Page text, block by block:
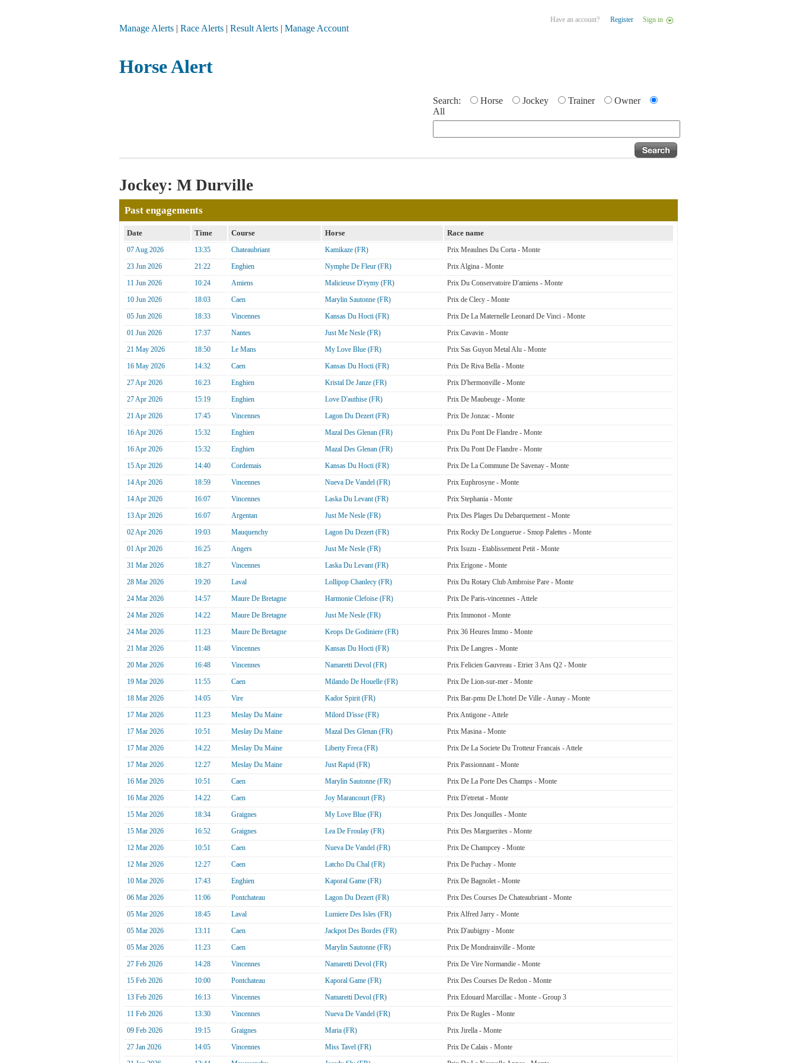
Manage Alerts | Race Alerts | Result Alerts | Manage Account
Sign in
Have an account? Register
Horse Alert
Search: Horse Jockey Trainer
Owner
All
Jockey: M Durville
Past engagements
Date Time Course Horse Race name
07 Aug 2026 13:35 Chateaubriant Kamikaze (FR)
Prix Meaulnes Du Corta - Monte
23 Jun 2026
21:22 Enghien Nymphe De Fleur (FR)
Prix Algina - Monte
11 Jun 2026
10:24 Amiens Malicieuse D'eymy (FR)
Prix Du Conservatoire D'amiens - Monte
10 Jun 2026
18:03 Caen Marylin Sautonne (FR)
Prix de Clecy - Monte
05 Jun 2026
18:33 Vincennes Kansas Du Hocti (FR)
Prix De La Maternelle Leonard De Vinci - Monte
01 Jun 2026
17:37 Nantes Just Me Nesle (FR)
Prix Cavavin - Monte
21 May 2026
18:50 Le Mans My Love Blue (FR)
Prix Sas Guyon Metal Alu - Monte
16 May 2026
14:32 Caen Kansas Du Hocti (FR)
Prix De Riva Bella - Monte
27 Apr 2026
16:23 Enghien Kristal De Janze (FR)
Prix D'hermonville - Monte
27 Apr 2026
15:19 Enghien Love D'authise (FR)
Prix De Maubeuge - Monte
21 Apr 2026
17:45 Vincennes Lagon Du Dezert (FR)
Prix De Jonzac - Monte
16 Apr 2026
15:32 Enghien Mazal Des Glenan (FR)
Prix Du Pont De Flandre - Monte
16 Apr 2026
15:32 Enghien Mazal Des Glenan (FR)
Prix Du Pont De Flandre - Monte
15 Apr 2026
14:40 Cordemais Kansas Du Hocti (FR)
Prix De La Commune De Savenay - Monte
14 Apr 2026
18:59 Vincennes Nueva De Vandel (FR)
Prix Euphrosyne - Monte
14 Apr 2026
16:07 Vincennes Laska Du Levant (FR)
Prix Stephania - Monte
13 Apr 2026
16:07 Argentan Just Me Nesle (FR)
Prix Des Plages Du Debarquement - Monte
02 Apr 2026
19:03 Mauquenchy Lagon Du Dezert (FR)
Prix Rocky De Longuerue - Smop Palettes - Monte
01 Apr 2026
16:25 Angers Just Me Nesle (FR)
Prix Isuzu - Etablissement Petit - Monte
31 Mar 2026
18:27 Vincennes Laska Du Levant (FR)
Prix Erigone - Monte
28 Mar 2026
19:20 Laval Lollipop Chanlecy (FR)
Prix Du Rotary Club Ambroise Pare - Monte
24 Mar 2026
14:57 Maure De Bretagne Harmonie Clefoise (FR)
Prix De Paris-vincennes - Attele
24 Mar 2026
14:22 Maure De Bretagne Just Me Nesle (FR)
Prix Immonot - Monte
24 Mar 2026
11:23 Maure De Bretagne Keops De Godiniere (FR)
Prix 36 Heures Immo - Monte
21 Mar 2026
11:48 Vincennes Kansas Du Hocti (FR)
Prix De Langres - Monte
20 Mar 2026
16:48 Vincennes Namaretti Devol (FR)
Prix Felicien Gauvreau - Etrier 3 Ans Q2 - Monte
19 Mar 2026
11:55 Caen Milando De Houelle (FR)
Prix De Lion-sur-mer - Monte
18 Mar 2026
14:05 Vire Kador Spirit (FR)
Prix Bar-pmu De L'hotel De Ville - Aunay - Monte
17 Mar 2026
11:23 Meslay Du Maine Milord D'isse (FR)
Prix Antigone - Attele
17 Mar 2026
10:51 Meslay Du Maine Mazal Des Glenan (FR)
Prix Masina - Monte
17 Mar 2026
14:22 Meslay Du Maine Liberty Freca (FR)
Prix De La Societe Du Trotteur Francais - Attele
17 Mar 2026
12:27 Meslay Du Maine Just Rapid (FR)
Prix Passionnant - Monte
16 Mar 2026
10:51 Caen Marylin Sautonne (FR)
Prix De La Porte Des Champs - Monte
16 Mar 2026
14:22 Caen Joy Marancourt (FR)
Prix D'etretat - Monte
15 Mar 2026
18:34 Graignes My Love Blue (FR)
Prix Des Jonquilles - Monte
15 Mar 2026
16:52 Graignes Lea De Froulay (FR)
Prix Des Marguerites - Monte
12 Mar 2026
10:51 Caen Nueva De Vandel (FR)
Prix De Champcey - Monte
12 Mar 2026
12:27 Caen Latcho Du Chal (FR)
Prix De Puchay - Monte
10 Mar 2026
17:43 Enghien Kaporal Game (FR)
Prix De Bagnolet - Monte
06 Mar 2026
11:06 Pontchateau Lagon Du Dezert (FR)
Prix Des Courses De Chateaubriant - Monte
05 Mar 2026
18:45 Laval Lumiere Des Isles (FR)
Prix Alfred Jarry - Monte
05 Mar 2026
13:11 Caen Jackpot Des Bordes (FR)
Prix D'aubigny - Monte
05 Mar 2026
11:23 Caen Marylin Sautonne (FR)
Prix De Mondrainville - Monte
27 Feb 2026
14:28 Vincennes Namaretti Devol (FR)
Prix De Vire Normandie - Monte
15 Feb 2026
10:00 Pontchateau Kaporal Game (FR)
Prix Des Courses De Redon - Monte
13 Feb 2026
16:13 Vincennes Namaretti Devol (FR)
Prix Edouard Marcillac - Monte - Group 3
11 Feb 2026
13:30 Vincennes Nueva De Vandel (FR)
Prix De Rugles - Monte
09 Feb 2026
19:15 Graignes Maria (FR)
Prix Jirella - Monte
27 Jan 2026
14:05 Vincennes Miss Tavel (FR)
Prix De Calais - Monte